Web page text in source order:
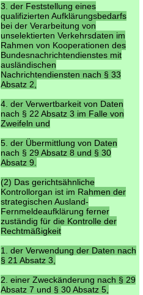
3. der Feststellung eines
qualifizierten Aufklärungsbedarfs
bei der Verarbeitung von
unselektierten Verkehrsdaten im
Rahmen von Kooperationen des
Bundesnachrichtendienstes mit
ausländischen
Nachrichtendiensten nach § 33
Absatz 2,
4. der Verwertbarkeit von Daten
nach § 22 Absatz 3 im Falle von
Zweifeln und
5. der Übermittlung von Daten
nach § 29 Absatz 8 und § 30
Absatz 9.
(2) Das gerichtsähnliche
Kontrollorgan ist im Rahmen der
strategischen Ausland-
Fernmeldeaufklärung ferner
zuständig für die Kontrolle der
Rechtmäßigkeit
1. der Verwendung der Daten nach
§ 21 Absatz 3,
2. einer Zweckänderung nach § 29
Absatz 7 und § 30 Absatz 5,